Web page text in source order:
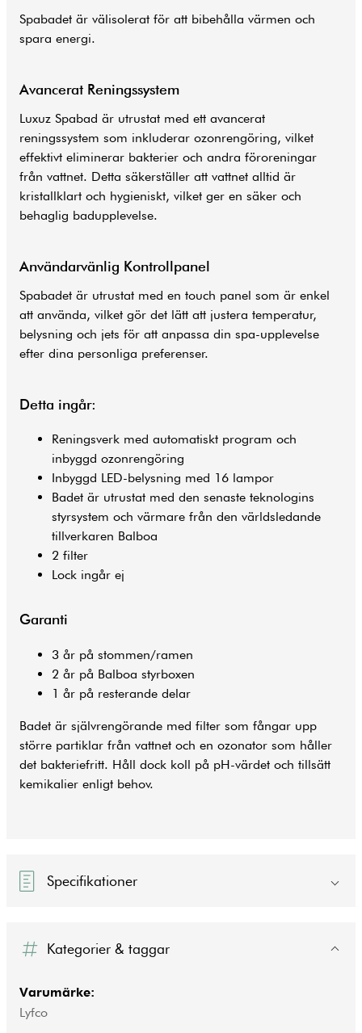
Spabadet är välisolerat för att bibehålla värmen och
spara energi.
Avancerat Reningssystem
Luxuz Spabad är utrustat med ett avancerat
reningssystem som inkluderar ozonrengöring, vilket
effektivt eliminerar bakterier och andra föroreningar
från vattnet. Detta säkerställer att vattnet alltid är
kristallklart och hygieniskt, vilket ger en säker och
behaglig badupplevelse.
Användarvänlig Kontrollpanel
Spabadet är utrustat med en touch panel som är enkel
att använda, vilket gör det lätt att justera temperatur,
belysning och jets för att anpassa din spa-upplevelse
efter dina personliga preferenser.
Detta ingår:
Reningsverk med automatiskt program och
inbyggd ozonrengöring
Inbyggd LED-belysning med 16 lampor
Badet är utrustat med den senaste teknologins
styrsystem och värmare från den världsledande
tillverkaren Balboa
2 filter
Lock ingår ej
Garanti
3 år på stommen/ramen
2 år på Balboa styrboxen
1 år på resterande delar
Badet är självrengörande med filter som fångar upp
större partiklar från vattnet och en ozonator som håller
det bakteriefritt. Håll dock koll på pH-värdet och tillsätt
kemikalier enligt behov.
Specifikationer
Kategorier & taggar
Varumärke:
Lyfco